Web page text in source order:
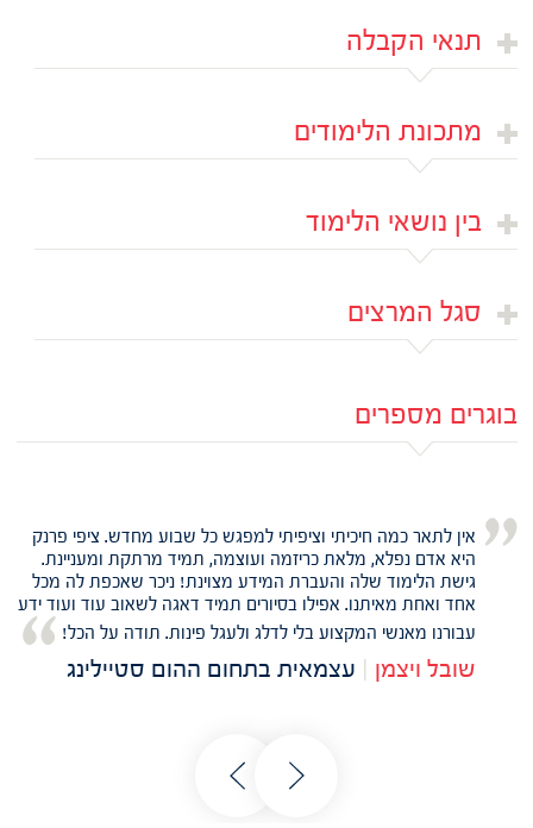
תנאי הקבלה
מתכונת הלימודים
בין נושאי הלימוד
סגל המרצים
בוגרים מספרים
אין לתאר כמה חיכיתי וציפיתי למפגש כל שבוע מחדש. ציפי פרנק
היא אדם נפלא, מלאת כריזמה ועוצמה, תמיד מרתקת ומעניינת.
גישת הלימוד שלה והעברת המידע מצוינת! ניכר שאכפת לה מכל
אחד ואחת מאיתנו. אפילו בסיורים תמיד דאגה לשאוב עוד ועוד ידע
עבורנו מאנשי המקצוע בלי לדלג ולעגל פינות. תודה על הכל!
שובל ויצמן עצמאית בתחום ההום סטיילינג